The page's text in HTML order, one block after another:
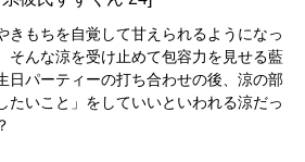
きもちを自覚して甘えられるようになっ
そんな涼を受け止めて包容力を見せる藍
日パーティーの打ち合わせの後、涼の部
たいこと」をしていいといわれる涼だっ